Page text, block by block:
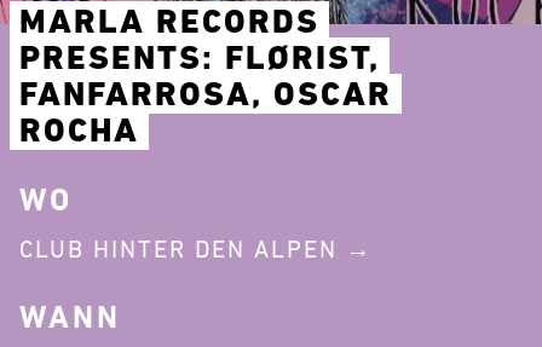
MARLA RECORDS
PRESENTS: FLØRIST,
FANFARROSA, OSCAR
ROCHA
WO
CLUB HINTER DEN ALPEN
WANN